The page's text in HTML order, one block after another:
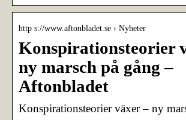
http s://www.aftonbladet.se › Nyheter
Konspirationsteorier
ny marsch på gång –
Aftonbladet
Konspirationsteorier växer – ny